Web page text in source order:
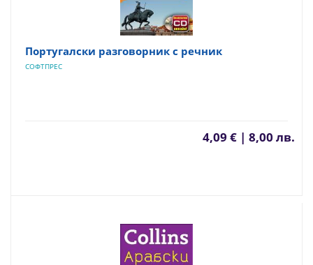
Португалски разговорник с речник
СОФТПРЕС
4,09 € | 8,00 лв.